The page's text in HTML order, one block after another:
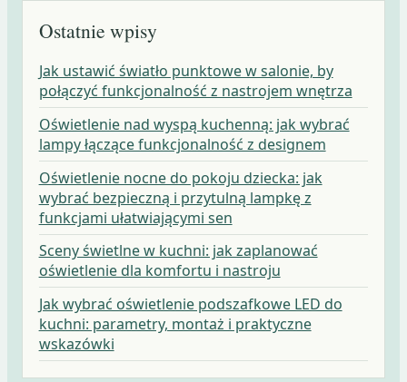
Ostatnie wpisy
Jak ustawić światło punktowe w salonie, by
połączyć funkcjonalność z nastrojem wnętrza
Oświetlenie nad wyspą kuchenną: jak wybrać
lampy łączące funkcjonalność z designem
Oświetlenie nocne do pokoju dziecka: jak
wybrać bezpieczną i przytulną lampkę z
funkcjami ułatwiającymi sen
Sceny świetlne w kuchni: jak zaplanować
oświetlenie dla komfortu i nastroju
Jak wybrać oświetlenie podszafkowe LED do
kuchni: parametry, montaż i praktyczne
wskazówki